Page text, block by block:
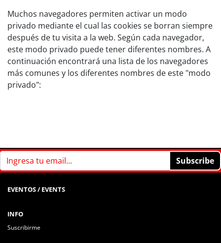
Muchos navegadores permiten activar un modo
privado mediante el cual las cookies se borran siempre
después de tu visita a la web. Según cada navegador,
este modo privado puede tener diferentes nombres. A
continuación encontrará una lista de los navegadores
más comunes y los diferentes nombres de este "modo
privado":
EVENTOS / EVENTS
INFO
Suscribirme